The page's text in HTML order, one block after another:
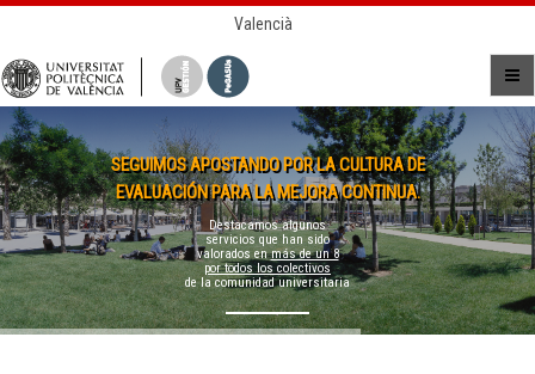
Valencià
SEGUIMOS APOSTANDO POR LA CULTURA DE
EVALUACIÓN PARA LA MEJORA CONTINUA.
Destacamos algunos
servicios que han sido
valorados enmás de un 8
por todos los colectivos
de la comunidad universitaria